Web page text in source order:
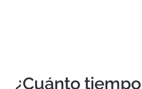
¿Cuánto